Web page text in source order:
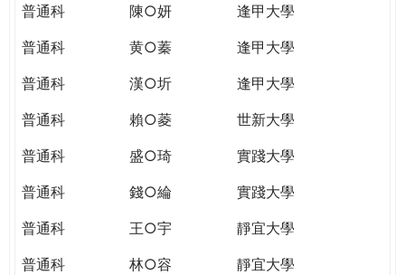
普通科
陳○妍
逢甲大學
普通科
黄○蓁
逢甲大學
普通科
漢○圻
逢甲大學
普通科
賴○菱
世新大學
普通科
盛○琦
實踐大學
普通科
錢○綸
實踐大學
普通科
王○宇
靜宜大學
普通科
林○容 靜宜大學